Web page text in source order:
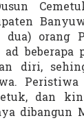
dua) orang
beberapa
diri,
dan
dibangun